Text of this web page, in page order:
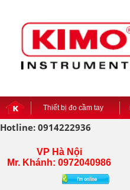
Thiết bị đo cầm tay
Hotline: 0914222936
VP Hà Nội
Mr. Khánh: 0972040986